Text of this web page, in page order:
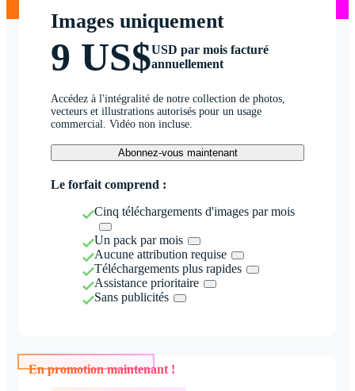
Images uniquement
9 US$USD par mois facturé
annuellement
Accédez à l'intégralité de notre collection de photos,
vecteurs et illustrations autorisés pour un usage
commercial. Vidéo non incluse.
Abonnez-vous maintenant
Le forfait comprend :
Cinq téléchargements d'images par mois
Un pack par mois
Aucune attribution requise
Téléchargements plus rapides
Assistance prioritaire
Sans publicités
En promotion maintenant !